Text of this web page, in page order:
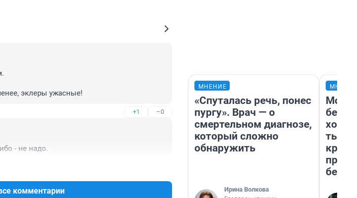
эклеры ужасные!
+1 –0
- не надо.
комментарии
МНЕНИЕ
«Спуталась речь, понес
пургу». Врач — о
смертельном диагнозе,
который сложно
обнаружить
Ирина Волкова
Мой